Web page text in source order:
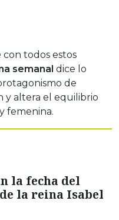
todos estos
semanal dice lo
de
y altera el equilibrio
femenina.
la fecha del
la reina Isabel